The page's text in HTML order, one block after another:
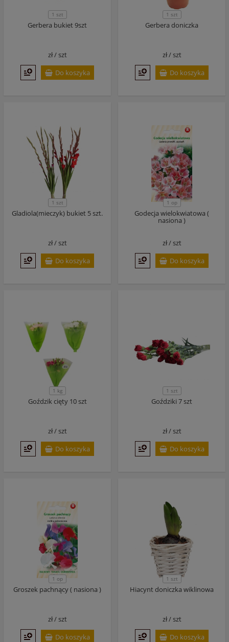
1 szt
Gerbera bukiet 9szt
zł /szt
Do koszyka
1 szt
Gerbera doniczka
zł /szt
Do koszyka
1 szt
Gladiola(mieczyk) bukiet 5 szt.
zł /szt
Do koszyka
1 op
Godecja wielokwiatowa (
nasiona )
zł /szt
Do koszyka
1 kg
Goździk cięty 10 szt
zł /szt
Do koszyka
1 szt
Goździki 7 szt
zł /szt
Do koszyka
1 op
Groszek pachnący ( nasiona )
zł /szt
Do koszyka
1 szt
Hiacynt doniczka wiklinowa
zł /szt
Do koszyka